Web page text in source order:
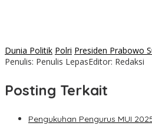
Dunia Politik Polri Presiden Prabowo
Penulis: Penulis LepasEditor: Redaksi
Posting Terkait
Pengukuhan Pengurus MUI